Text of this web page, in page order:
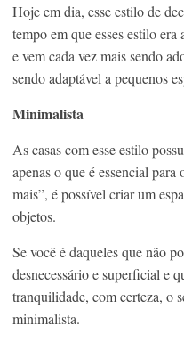
Hoje em dia, esse estilo de
tempo em que esses estilo
e vem cada vez mais sendo
sendo adaptável a pequenos
Minimalista
As casas com esse estilo
apenas o que é essencial
mais”, é possível criar um
objetos.
Se você é daqueles que não
desnecessário e superficial e
tranquilidade, com certeza, o
minimalista.